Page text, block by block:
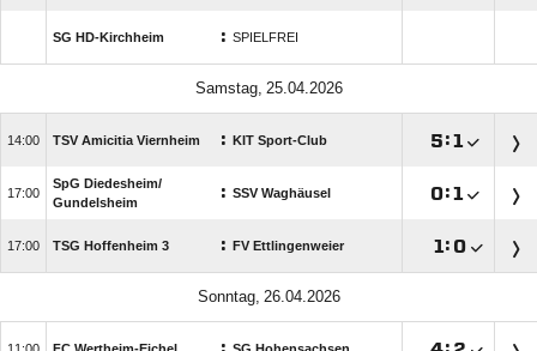
SG HD-Kirchheim : SPIELFREI
 
 TSV Amicitia Viernheim : KIT Sport-Club :

SpG Diedesheim/​
Gundelsheim
: SSV Waghäusel :
 TSG Hoffenheim 3 : FV Ettlingenweier  : 
 